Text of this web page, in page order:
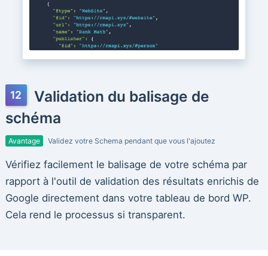
Validation du balisage de
schéma
Avantage Validez votre Schema pendant que vous l'ajoutez
Vérifiez facilement le balisage de votre schéma par
rapport à l'outil de validation des résultats enrichis de
Google directement dans votre tableau de bord WP.
Cela rend le processus si transparent.